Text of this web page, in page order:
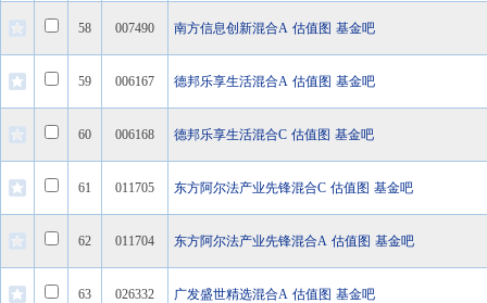
58 007490 南方信息创新混合A 估值图 基金吧
59 006167 德邦乐享生活混合A 估值图 基金吧
60 006168 德邦乐享生活混合C 估值图 基金吧
61 011705 东方阿尔法产业先锋混合C 估值图 基金吧
62 011704 东方阿尔法产业先锋混合A 估值图 基金吧
63 026332 广发盛世精选混合A 估值图 基金吧